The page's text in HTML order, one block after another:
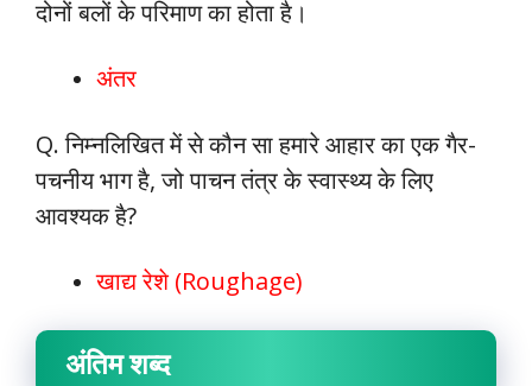
दोनों बलों के परिमाण का होता है।
अंतर
Q. निम्नलिखित में से कौन सा हमारे आहार का एक गैर-
पचनीय भाग है, जो पाचन तंत्र के स्वास्थ्य के लिए
आवश्यक है?
खाद्य रेशे (Roughage)
अंतिम शब्द